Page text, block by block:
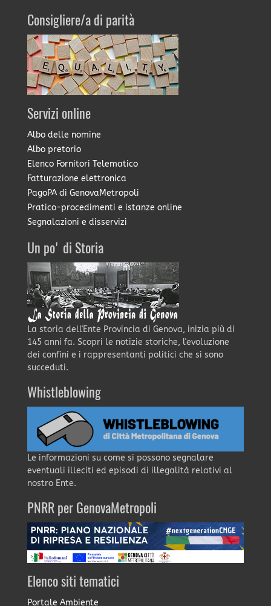
Consigliere/a di parità
Servizi online
Albo delle nomine
Albo pretorio
Elenco Fornitori Telematico
Fatturazione elettronica
PagoPA di GenovaMetropoli
Pratico-procedimenti e istanze online
Segnalazioni e disservizi
Un po' di Storia
La storia dell'Ente Provincia di Genova, inizia più di
145 anni fa. Scopri le notizie storiche, l'evoluzione
dei confini e i rappresentanti politici che si sono
succeduti.
Whistleblowing
Le informazioni su come si possono segnalare
eventuali illeciti ed episodi di illegalità relativi al
nostro Ente.
PNRR per GenovaMetropoli
Elenco siti tematici
Portale Ambiente